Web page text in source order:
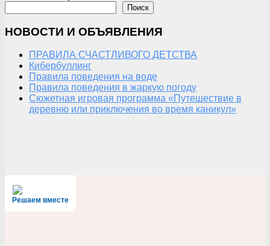
Поиск
НОВОСТИ И ОБЪЯВЛЕНИЯ
ПРАВИЛА СЧАСТЛИВОГО ДЕТСТВА
Кибербуллинг
Правила поведения на воде
Правила поведения в жаркую погоду
Сюжетная игровая программа «Путешествие в
деревню или приключения во время каникул»
Решаем вместе